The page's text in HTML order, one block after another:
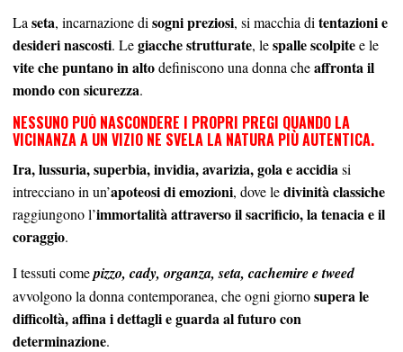
La seta, incarnazione di sogni preziosi, si macchia di tentazioni e
desideri nascosti. Legiacche strutturate, lespalle scolpitee le
vite che puntano in altodefiniscono una donna cheaffronta il
mondo con sicurezza.
NESSUNO PUÒ NASCONDERE I PROPRI PREGI QUANDO LA
VICINANZA A UN VIZIO NE SVELA LA NATURA PIÙ AUTENTICA.
Ira, lussuria, superbia, invidia, avarizia, gola e accidia si
intrecciano in un’apoteosi di emozioni, dove ledivinità classiche
raggiungono l’immortalità attraverso il sacrificio, la tenacia e il
coraggio.
I tessuti comepizzo, cady, organza, seta, cachemire e tweed
avvolgono la donna contemporanea, che ogni giornosupera le
difficoltà, affina i dettagli e guarda al futuro con
determinazione.